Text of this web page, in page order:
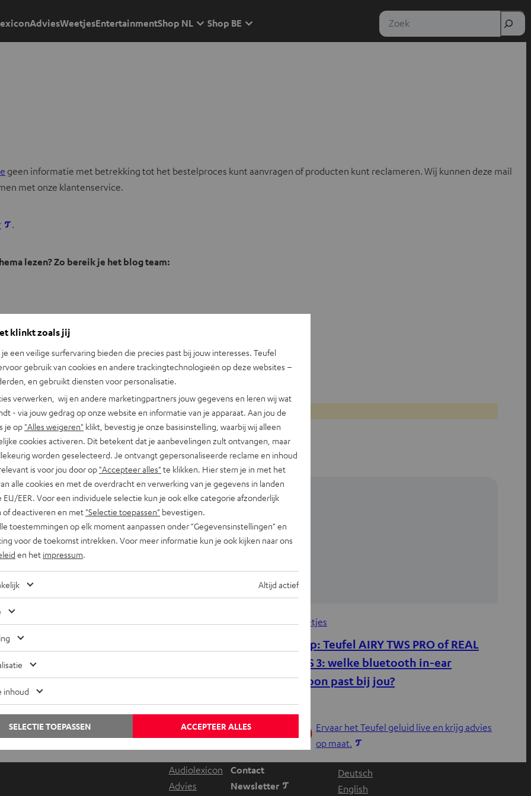
AdviesWeetjesEntertainmentShop NL Shop BE Zoek
O
p
n
n
e
u
t
a
b
geen informatie met betrekking tot het bestelproces kunt aanvragen of producten kunt reclameren. Wij kunnen deze mail
met onze klantenservice.
.
lezen? Zo bereik je het blog team:
tot 21.00 uur.
Entertainment
Star Wars: wat is de juiste volgorde? (plus
overzicht van alle series & films)
Advies, Weetjes
Keuzehulp: Teufel AIRY TWS PRO of REAL
BLUE TWS 3: welke bluetooth in-ear
koptelefoon past bij jou?
Nog tips voor de blogredacteuren?
Ervaar het Teufel geluid live en krijg advies
op maat.
e
n
Audiolexicon
Advies
Contact
Newsletter
Deutsch
English
klinkt zoals jij
je een veilige surfervaring bieden die precies past bij jouw interesses. Teufel
gebruik van cookies en andere trackingtechnologieën op deze websites –
en gebruikt diensten voor personalisatie.
verwerken, wij en andere marketingpartners jouw gegevens en leren wij wat
- via jouw gedrag op onze website en informatie van je apparaat. Aan jou de
je op "Alles weigeren" klikt, bevestig je onze basisinstelling, waarbij wij alleen
cookies activeren. Dit betekent dat je aanbevelingen zult ontvangen, maar
worden geselecteerd. Je ontvangt gepersonaliseerde reclame en inhoud
is voor jou door op "Accepteer alles" te klikken. Hier stem je in met het
alle cookies en met de overdracht en verwerking van je gegevens in landen
EU/EER. Voor een individuele selectie kun je ook elke categorie afzonderlijk
of deactiveren en met "Selectie toepassen" bevestigen.
toestemmingen op elk moment aanpassen onder "Gegevensinstellingen" en
voor de toekomst intrekken. Voor meer informatie kun je ook kijken naar ons
en het impressum.
Altijd actief
inhoud
ACCEPTEER ALLES
SELECTIE TOEPASSEN